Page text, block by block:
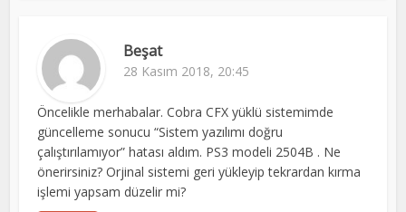
Beşat
28 Kasım 2018, 20:45
Öncelikle merhabalar. Cobra CFX yüklü sistemimde
güncelleme sonucu “Sistem yazılımı doğru
çalıştırılamıyor” hatası aldım. PS3 modeli 2504B . Ne
önerirsiniz? Orjinal sistemi geri yükleyip tekrardan kırma
işlemi yapsam düzelir mi?